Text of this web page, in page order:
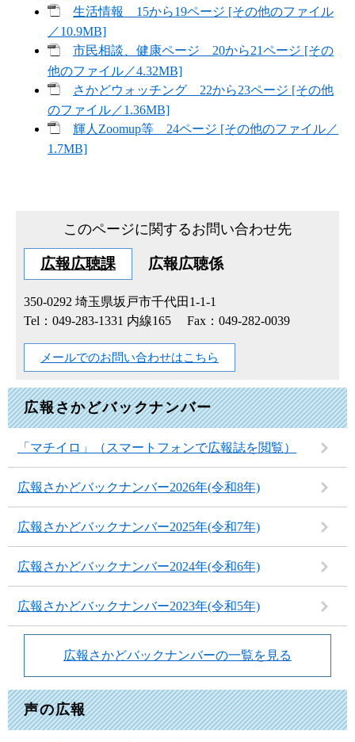
生活情報 15から19ページ [その他のファイル
／10.9MB]
市民相談、健康ページ 20から21ページ [その
他のファイル／4.32MB]
さかどウォッチング 22から23ページ [その他
のファイル／1.36MB]
輝人Zoomup等 24ページ [その他のファイル／
1.7MB]
このページに関するお問い合わせ先
広報広聴課 広報広聴係
350-0292 埼玉県坂戸市千代田1-1-1
Tel：049-283-1331 内線165
Fax：049-282-0039
メールでのお問い合わせはこちら
広報さかどバックナンバー
「マチイロ」（スマートフォンで広報誌を閲覧）
広報さかどバックナンバー2026年(令和8年)
広報さかどバックナンバー2025年(令和7年)
広報さかどバックナンバー2024年(令和6年)
広報さかどバックナンバー2023年(令和5年)
広報さかどバックナンバーの一覧を見る
声の広報